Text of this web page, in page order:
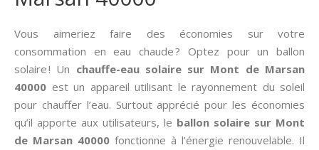
Vous aimeriez faire des économies sur votre
consommation en eau chaude ? Optez pour un ballon
solaire ! Un chauffe-eau solaire sur Mont de Marsan
40000 est un appareil utilisant le rayonnement du soleil
pour chauffer l’eau. Surtout apprécié pour les économies
qu’il apporte aux utilisateurs, le ballon solaire sur Mont
de Marsan 40000 fonctionne à l’énergie renouvelable. Il